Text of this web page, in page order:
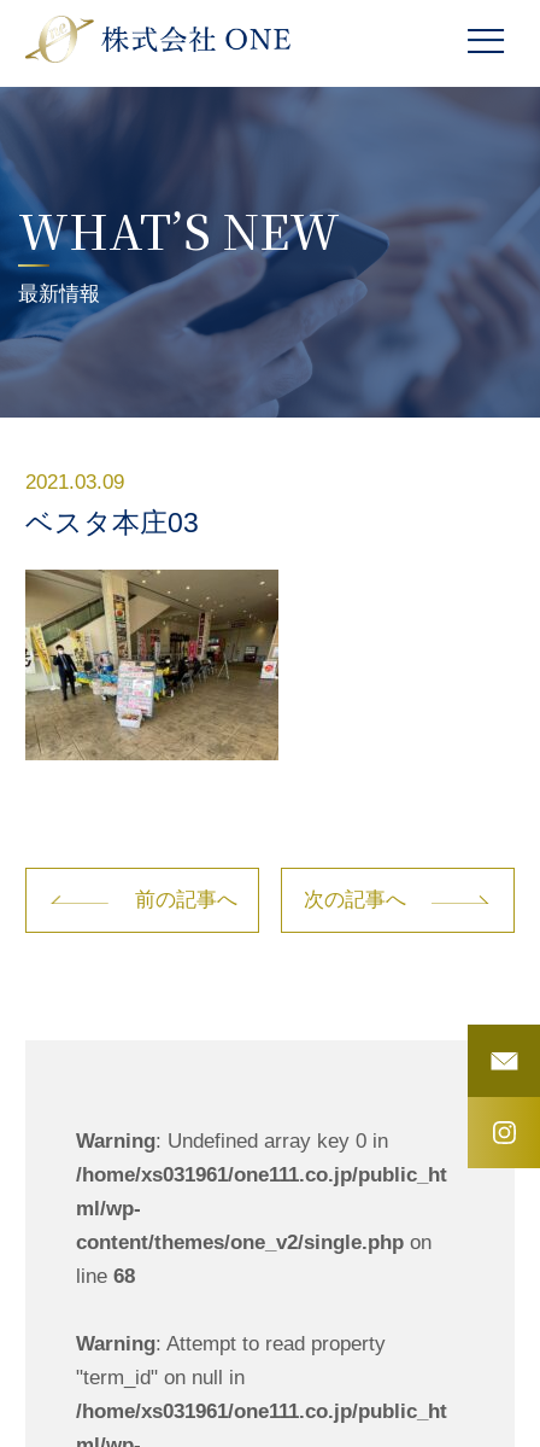
WHAT’S NEW
最新情報
2021.03.09
ベスタ本庄03
前の記事へ 次の記事へ
Warning: Undefined array key 0 in
/home/xs031961/one111.co.jp/public_ht
ml/wp-
content/themes/one_v2/single.phpon
line 68
Warning: Attempt to read property
"term_id" on null in
/home/xs031961/one111.co.jp/public_ht